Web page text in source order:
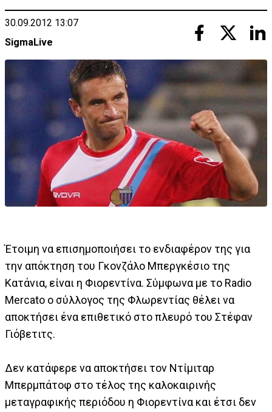
30.09.2012 13:07
SigmaLive
Έτοιμη να επισημοποιήσει το ενδιαφέρον της για
την απόκτηση του Γκονζάλο Μπεργκέσιο της
Κατάνια, είναι η Φιορεντίνα. Σύμφωνα με το Radio
Mercato o σύλλογος της Φλωρεντίας θέλει να
αποκτήσει ένα επιθετικό στο πλευρό του Στέφαν
Γιόβετιτς.
Δεν κατάφερε να αποκτήσει τον Ντίμιταρ
Μπερμπάτοφ στο τέλος της καλοκαιρινής
μεταγραφικής περιόδου η Φιορεντίνα και έτσι δεν